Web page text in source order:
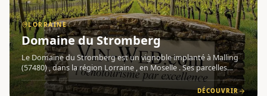
LORRAINE
Domaine du Stromberg
Le Domaine du Stromberg est un vignoble implanté à Malling
(57480) , dans la région Lorraine , en Moselle . Ses parcelles
s'étendent sur 9,5 hectares en pente douce vers la Moselle, sur
les villages de Contz-les-Bains et Haute-Kontz, au-desDÉCOUVRIR